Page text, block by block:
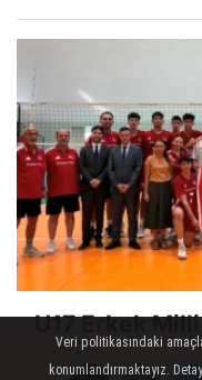
U17 Erkek Milli
Veri politikasındaki
konumlandırmaktayız.